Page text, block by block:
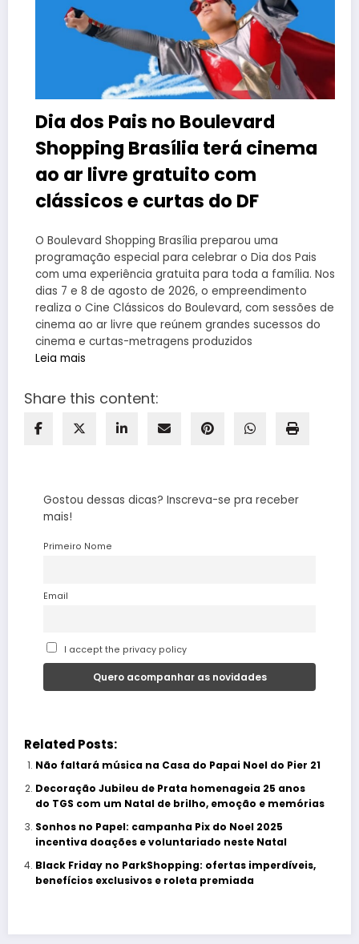
Dia dos Pais no Boulevard
Shopping Brasília terá cinema
ao ar livre gratuito com
clássicos e curtas do DF
O Boulevard Shopping Brasília preparou uma
programação especial para celebrar o Dia dos Pais
com uma experiência gratuita para toda a família. Nos
dias 7 e 8 de agosto de 2026, o empreendimento
realiza o Cine Clássicos do Boulevard, com sessões de
cinema ao ar livre que reúnem grandes sucessos do
cinema e curtas-metragens produzidos
Leia mais
Share this content:
Gostou dessas dicas? Inscreva-se pra receber
mais!
Primeiro Nome
Email
I accept the privacy policy
Related Posts:
Não faltará música na Casa do Papai Noel do Pier 21
Decoração Jubileu de Prata homenageia 25 anos
do TGS com um Natal de brilho, emoção e memórias
Sonhos no Papel: campanha Pix do Noel 2025
incentiva doações e voluntariado neste Natal
Black Friday no ParkShopping: ofertas imperdíveis,
benefícios exclusivos e roleta premiada